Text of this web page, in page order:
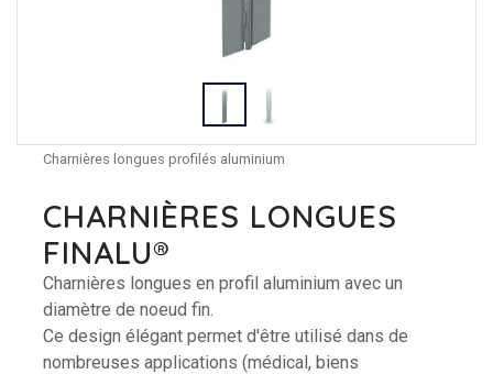
Charnières longues profilés aluminium
CHARNIÈRES LONGUES
FINALU®
Charnières longues en profil aluminium avec un
diamètre de noeud fin.
Ce design élégant permet d'être utilisé dans de
nombreuses applications (médical, biens